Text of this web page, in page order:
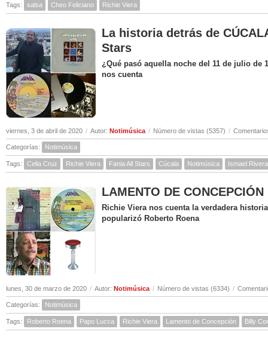
Tags: salsa Cheo Feliciano Richie Viera
La historia detrás de
Stars
¿Qué pasó aquella noche del 11 de julio de
nos cuenta
viernes, 3 de abril de 2020 / Autor: Notimúsica / Número de vistas (5357) /
Categorías: Notimúsica
Tags: Celia Cruz Richie Viera Fania All Stars Cúcala Notimúsica Ismael Rivera
LAMENTO DE
Richie Viera nos cuenta la verdadera
popularizó Roberto Roena
lunes, 30 de marzo de 2020 / Autor: Notimúsica / Número de vistas (6334) /
Categorías: Notimúsica
Tags: Roberto Roena Papo Lucca Richie Viera Lamento de Concepción Billy